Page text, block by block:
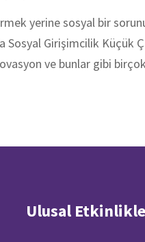
yerine sosyal bir
Sosyal Girişimcilik Küçük
ve bunlar gibi
Ulusal